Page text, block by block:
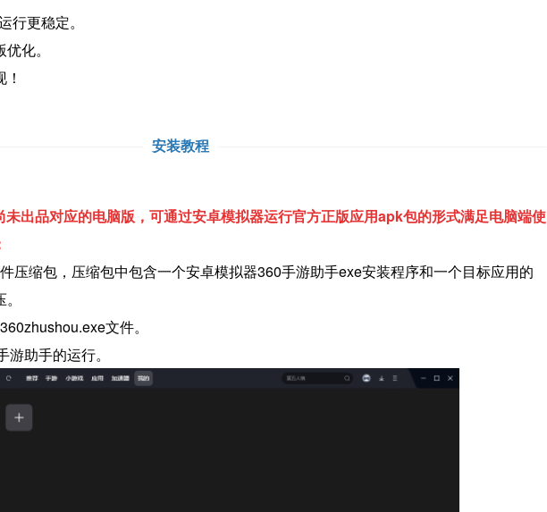
更稳定。
化。
安装教程
出品对应的电脑版，可通过安卓模拟器运行官方正版应用apk包的形式满足电脑端使
压缩包，压缩包中包含一个安卓模拟器360手游助手exe安装程序和一个目标应用的
文件。
助手的运行。